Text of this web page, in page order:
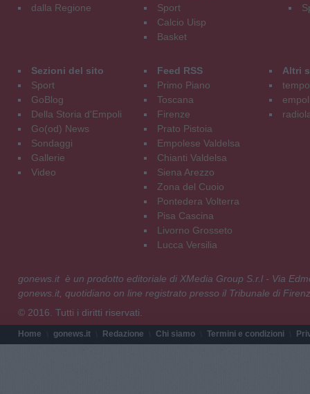
dalla Regione
Sport
Calcio Uisp
Basket
Sezioni del sito
Sport
GoBlog
Della Storia d'Empoli
Go(od) News
Sondaggi
Gallerie
Video
Feed RSS
Primo Piano
Toscana
Firenze
Prato Pistoia
Empolese Valdelsa
Chianti Valdelsa
Siena Arezzo
Zona del Cuoio
Pontedera Volterra
Pisa Cascina
Livorno Grosseto
Lucca Versilia
Altri
gonews.it è un prodotto editoriale di XMedia Group S.r.l - Via
gonews.it, quotidiano on line registrato presso il Tribunale di
© 2016. Tutti i diritti riservati.
Home gonews.it Redazione Chi siamo Termini e condizioni